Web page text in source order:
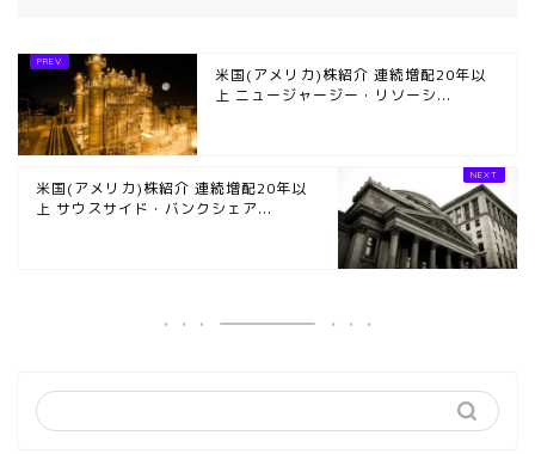
米国(アメリカ)株紹介 連続増配20年以
上 ニュージャージー・リソーシ...
米国(アメリカ)株紹介 連続増配20年以
上 サウスサイド・バンクシェア...